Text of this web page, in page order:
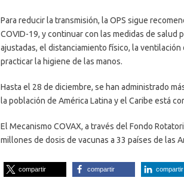
Para reducir la transmisión, la OPS sigue
COVID-19, y continuar con las medidas de salud
ajustadas, el distanciamiento físico, la
practicar la higiene de las manos.
Hasta el 28 de diciembre, se han administrado
la población de América Latina y el Caribe está
El Mecanismo COVAX, a través del Fondo
millones de dosis de vacunas a 33 países de las
compartir compartir compartir